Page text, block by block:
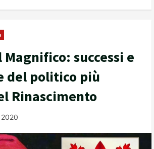
successi e
del politico più
Rinascimento